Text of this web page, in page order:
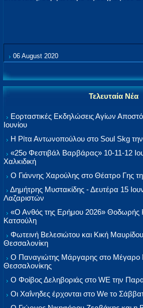
06 August 2020
Τελευταία Νέα
Εορταστικές Εκδηλώσεις Αγίων
Ιουνίου
Η Ρίτα Αντωνοπούλου στο Soul Skg
«25ο Φεστιβάλ Βαρβάρας» 10-11-12
Χαλκιδική
Ο Γιάννης Χαρούλης στο Θέατρο Γης
Δημήτρης Μυστακίδης - Δευτέρα 15
Λαζαριστών
«Ο Ανθός της Ερήμου 2026» Θοδωρής
Κατσούλη
Φωτεινή Βελεσιώτου και Κική
Θεσσαλονίκη
Ο Παναγιώτης Μάργαρης στο Μέγαρο
Θεσσαλονίκης
Ο Φοίβος Δεληβοριάς στο WE την
Οι Χαΐνηδες έρχονται στο We το